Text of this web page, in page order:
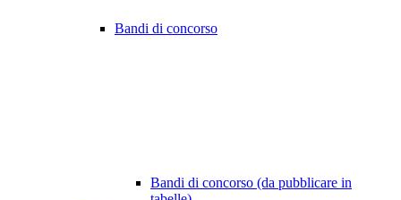
Bandi di concorso
Bandi di concorso (da pubblicare in